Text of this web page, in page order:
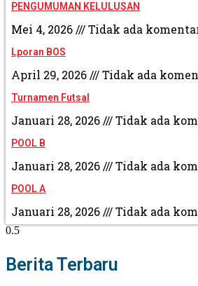
PENGUMUMAN KELULUSAN
Mei 4, 2026 Tidak ada
Lporan BOS
April 29, 2026 Tidak ada
Turnamen Futsal
Januari 28, 2026 Tidak ada
POOL B
Januari 28, 2026 Tidak ada
POOL A
Januari 28, 2026 Tidak ada
Berita Terbaru